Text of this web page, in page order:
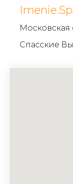
Московская
Спасские